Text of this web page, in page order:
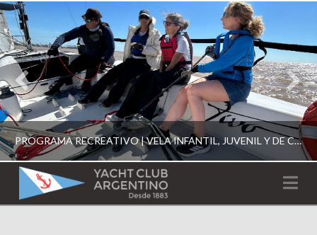
PROGRAMA RECREATIVO | VELA INFANTIL, JUVENIL Y DE CRUCERO 2026
YACHT